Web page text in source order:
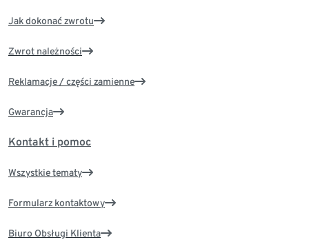
Jak dokonać zwrotu
Zwrot należności
Reklamacje / części zamienne
Gwarancja
Kontakt i pomoc
Wszystkie tematy
Formularz kontaktowy
Biuro Obsługi Klienta